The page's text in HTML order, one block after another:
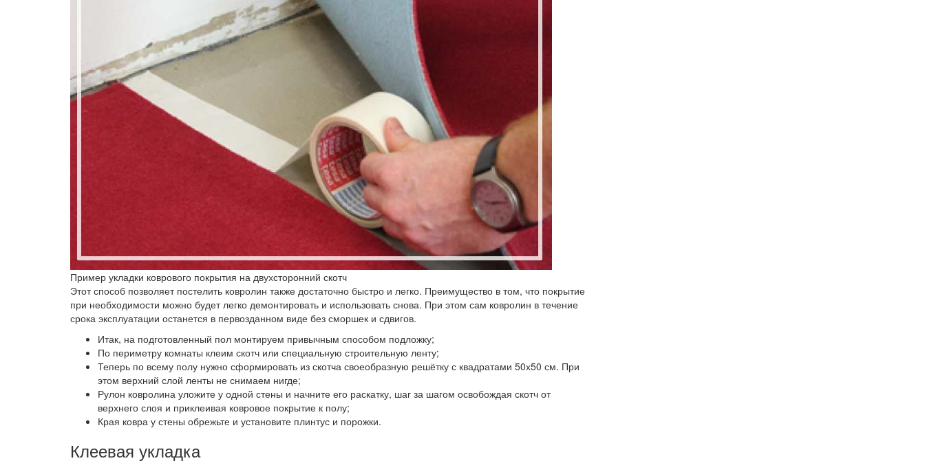
Пример укладки коврового покрытия на двухсторонний скотч
Этот способ позволяет постелить ковролин также достаточно быстро и легко. Преимущество в том, что покрытие
при необходимости можно будет легко демонтировать и использовать снова. При этом сам ковролин в течение
срока эксплуатации останется в первозданном виде без сморшек и сдвигов.
Итак, на подготовленный пол монтируем привычным способом подложку;
По периметру комнаты клеим скотч или специальную строительную ленту;
Теперь по всему полу нужно сформировать из скотча своеобразную решётку с квадратами 50х50 см. При
этом верхний слой ленты не снимаем нигде;
Рулон ковролина уложите у одной стены и начните его раскатку, шаг за шагом освобождая скотч от
верхнего слоя и приклеивая ковровое покрытие к полу;
Края ковра у стены обрежьте и установите плинтус и порожки.
Клеевая укладка